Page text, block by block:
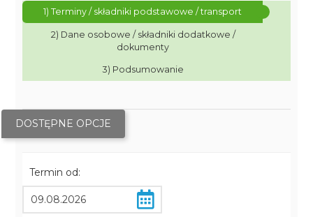
1) Terminy / składniki podstawowe / transport
2) Dane osobowe / składniki dodatkowe /
dokumenty
3) Podsumowanie
DOSTĘPNE OPCJE
Termin od: